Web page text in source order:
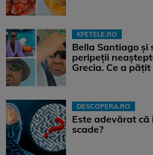
KFETELE.RO
Bella Santiago și
peripeții
Grecia. Ce a
DESCOPERA.RO
Este adevărat
scade?